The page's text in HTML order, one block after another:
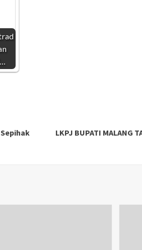
LKPJ BUPATI MALANG